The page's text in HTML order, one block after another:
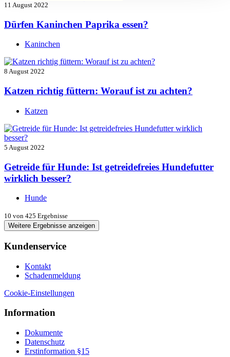
11 August 2022
Dürfen Kaninchen Paprika essen?
Kaninchen
8 August 2022
Katzen richtig füttern: Worauf ist zu achten?
Katzen
5 August 2022
Getreide für Hunde: Ist getreidefreies Hundefutter
wirklich besser?
Hunde
10 von 425 Ergebnisse
Weitere Ergebnisse anzeigen
Kundenservice
Kontakt
Schadenmeldung
Cookie-Einstellungen
Information
Dokumente
Datenschutz
Erstinformation §15